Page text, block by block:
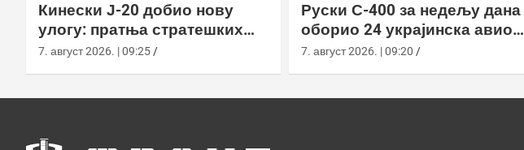
Кинески Ј-20 добио нову
улогу: пратња стратешких
бомбардера Х-6Н
7. август 2026. | 09:25
Руски С-400 за недељу дана
оборио 24 украјинска авиона
новом тактиком заседе
7. август 2026. | 09:20